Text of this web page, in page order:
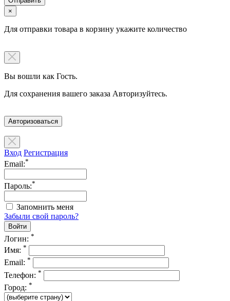
×
Для отправки товара в корзину укажите количество
Вы вошли как Гость.
Для сохранения вашего заказа Авторизуйтесь.
Авторизоваться
Вход Регистрация
Email:*
Пароль:*
Запомнить меня
Забыли свой пароль?
Логин: *
Имя: *
Email: *
Телефон: *
Город: *